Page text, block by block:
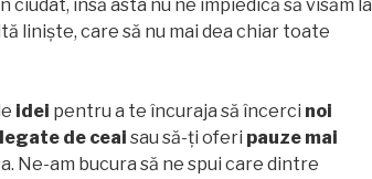
ciudat, însă asta nu ne împiedică să visăm la
liniște, care să nu mai dea chiar toate
idei pentru a te încuraja să încerci noi
de ceai sau să-ți oferi pauze mai
Ne-am bucura să ne spui care dintre